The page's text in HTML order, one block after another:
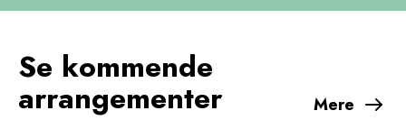
Se kommende
arrangementer Mere